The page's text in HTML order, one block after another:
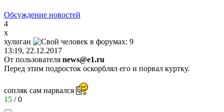
Обсуждение новостей
4
х
хулиган
13:19, 22.12.2017
От пользователя news@e1.ru
Перед этим подросток оскорблял его и порвал куртку.
сопляк сам нарвался
15 /0